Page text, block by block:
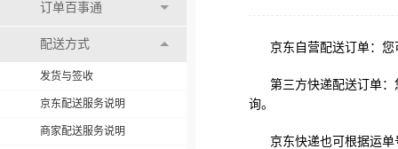
订单百事通
配送方式
发货与签收
京东配送服务说明
商家配送服务说明
京东自营配送订单：您
第三方快递配送订单：
询。
京东快递也可根据运